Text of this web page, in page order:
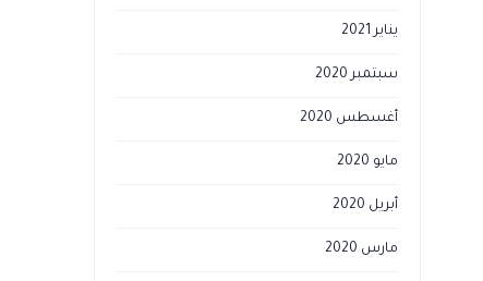
يناير 2021
سبتمبر 2020
أغسطس 2020
مايو 2020
أبريل 2020
مارس 2020